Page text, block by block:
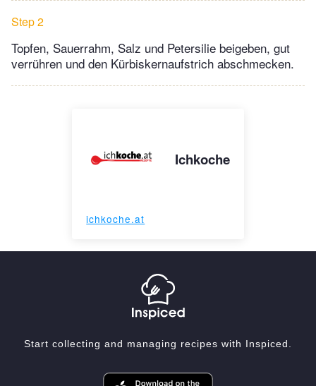
Step 2
Topfen, Sauerrahm, Salz und Petersilie beigeben, gut
verrühren und den Kürbiskernaufstrich abschmecken.
Ichkoche
ichkoche.at
Start collecting and managing recipes with Inspiced.